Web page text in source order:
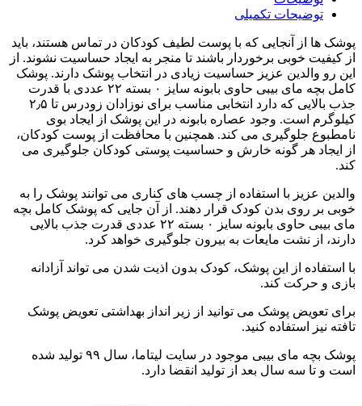
توضیحات تکمیلی
پوشک ها از آنجایی که با پوست لطیف کودکان در تماس هستند، باید
از کیفیت خوبی برخوردار باشند تا منجر به ایجاد حساسیت نشوند. از
این رو والدین عزیز حساسیت زیادی در انتخاب پوشک دارند. پوشک
کامل بچه مای بیبی حاوی بابونه سایز ۰ بسته ۲۲ عددی با قدرت
جذب بالایی که دارد انتخابی مناسب برای نوزادان زودرس تا ۲٫۵
کیلوگرم است. وجود عصاره بابونه در این پوشک از ایجاد بوی
نامطبوع جلوگیری می کند. همچنین با محافظت از پوست کودکان،
از ایجاد هر گونه خارش و حساسیت پوستی کودکان جلوگیری می
کند.
والدین عزیز با استفاده از چسب های کناری می توانند پوشک را به
خوبی بر روی بدن کودک قرار دهند. از آن جایی که پوشک کامل بچه
مای بیبی حاوی بابونه سایز ۰ بسته ۲۲ عددی قدرت جذب بالایی
دارند، از نشت مایعات به بیرون جلوگیری خواهد کرد.
با استفاده از این پوشک، کودک بدون اذیت شدن می تواند آزادانه
بازی و حرکت کند.
برای تعویض پوشک می توانید از زیر انداز بهداشتی تعویض پوشک
تافته نیز استفاده کنید.
پوشک بچه مای بیبی موجود در سایت لیتاما، سال ۹۹ تولید شده
است و تا سه سال بعد از تولید انقضا دارد.